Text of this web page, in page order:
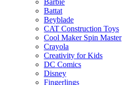
Barbie
Battat
Beyblade
CAT Construction Toys
Cool Maker Spin Master
Crayola
Creativity for Kids
DC Comics
Disney
Fingerlings